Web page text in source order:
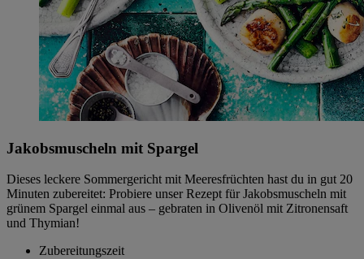
Jakobsmuscheln mit Spargel
Dieses leckere Sommergericht mit Meeresfrüchten hast du in gut 20
Minuten zubereitet: Probiere unser Rezept für Jakobsmuscheln mit
grünem Spargel einmal aus – gebraten in Olivenöl mit Zitronensaft
und Thymian!
Zubereitungszeit